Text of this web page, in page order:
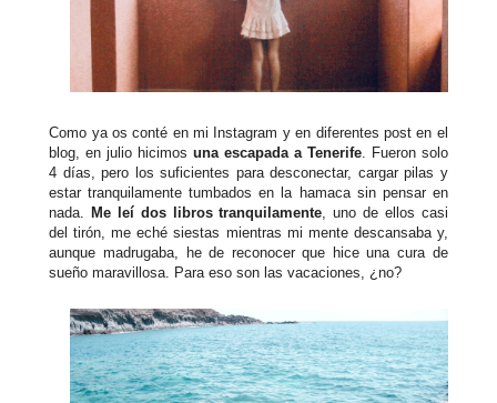
Como ya os conté en mi Instagram y en diferentes post en el
blog, en julio hicimos una escapada a Tenerife. Fueron solo
4 días, pero los suficientes para desconectar, cargar pilas y
estar tranquilamente tumbados en la hamaca sin pensar en
nada. Me leí dos libros tranquilamente, uno de ellos casi
del tirón, me eché siestas mientras mi mente descansaba y,
aunque madrugaba, he de reconocer que hice una cura de
sueño maravillosa. Para eso son las vacaciones, ¿no?